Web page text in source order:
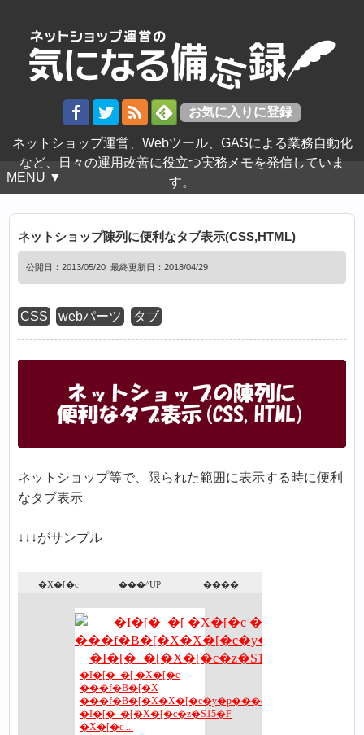
ネットショップ運営、Webツール、GASによる業務自動化
など、日々の運用改善に役立つ実務メモを発信していま
す。
MENU ▼
ネットショップ陳列に便利なタブ表示(CSS,HTML)
公開日：2013/05/20 最終更新日：2018/04/29
CSS webパーツ タブ
ネットショップ等で、限られた範囲に表示する時に便利
なタブ表示
↓↓↓がサンプル